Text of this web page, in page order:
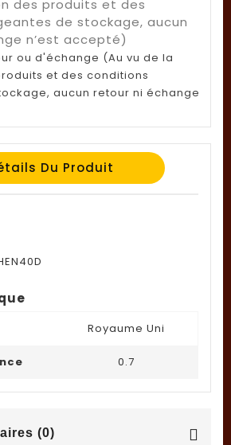
ou d'échange (Au vu de la
et des conditions
aucun retour ni échange
Du Produit
Royaume Uni
0.7
(0)